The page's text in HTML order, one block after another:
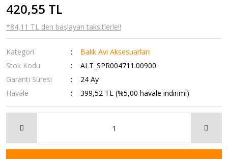
420,55 TL
*84,11 TL den başlayan taksitlerle!!
Kategori
Balık Avı Aksesuarları
Stok Kodu
ALT_SPR004711.00900
Garanti Süresi
24 Ay
Havale
399,52 TL (%5,00 havale indirimi)